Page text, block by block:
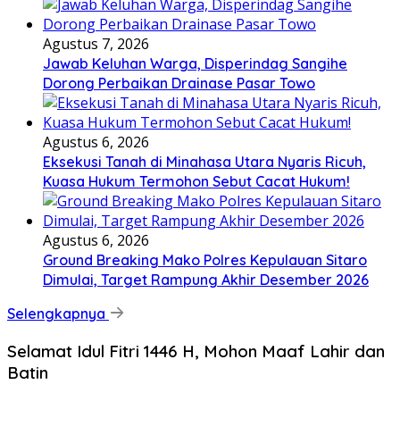
Agustus 7, 2026
Jawab Keluhan Warga, Disperindag Sangihe
Dorong Perbaikan Drainase Pasar Towo
Agustus 6, 2026
Eksekusi Tanah di Minahasa Utara Nyaris Ricuh,
Kuasa Hukum Termohon Sebut Cacat Hukum!
Agustus 6, 2026
Ground Breaking Mako Polres Kepulauan Sitaro
Dimulai, Target Rampung Akhir Desember 2026
Selengkapnya
Selamat Idul Fitri 1446 H, Mohon Maaf Lahir dan
Batin